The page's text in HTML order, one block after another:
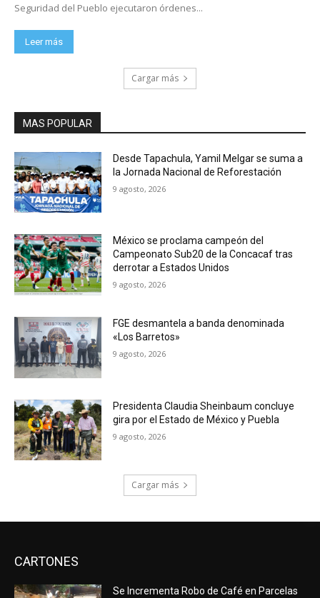
Seguridad del Pueblo ejecutaron órdenes...
Leer más
Cargar más
MAS POPULAR
Desde Tapachula, Yamil Melgar se suma a
la Jornada Nacional de Reforestación
9 agosto, 2026
México se proclama campeón del
Campeonato Sub20 de la Concacaf tras
derrotar a Estados Unidos
9 agosto, 2026
FGE desmantela a banda denominada
«Los Barretos»
9 agosto, 2026
Presidenta Claudia Sheinbaum concluye
gira por el Estado de México y Puebla
9 agosto, 2026
Cargar más
CARTONES
Se Incrementa Robo de Café en Parcelas